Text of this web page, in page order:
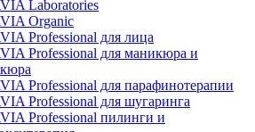
Laboratories
Organic
Professional для лица
Professional для маникюра и
Professional для парафинотерапии
Professional для шугаринга
Professional пилинги и